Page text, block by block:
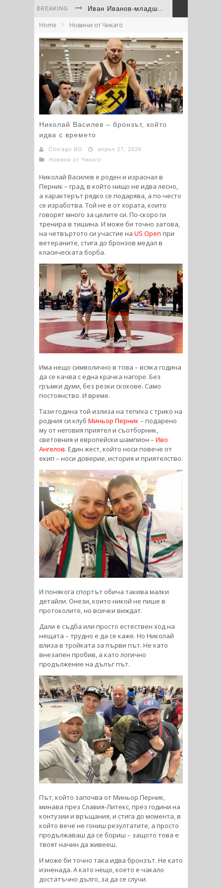
BREAKING
Иван Иванов-младши остана на крачка от световния медал при дебюта си
“Левски“ Чикаго с трета купа от Турнира на шампионите на Средния Запад
България отново остави своя отпечатък на фестивала на културите в Скоки
Иван Иванов - младши помете конкуренцията на Westerns Regionals в Юта
Непобедимата Дакота Дичева се завърна триумфално в PFL
Home Новини от Чикаго
Николай Василев – бронзът, който
идва с времето
Chicago BG
април 27, 2026
Новини от Чикаго
Николай Василев е роден и израснал в
Перник – град, в който нищо не идва лесно,
а характерът рядко се подарява, а по-често
се изработва. Той не е от хората, които
говорят много за целите си. По-скоро ги
тренира в тишина. И може би точно затова,
на четвъртото си участие на US Open при
ветераните, стига до бронзов медал в
класическата борба.
Има нещо символично в това – всяка година
да се качва с една крачка нагоре. Без
гръмки думи, без резки скокове. Само
постоянство. И време.
Тази година той излиза на тепиха с трико на
родния си клуб Миньор Перник – подарено
му от неговия приятел и съотборник,
световния и европейски шампион – Иво
Ангелов. Един жест, който носи повече от
екип – носи доверие, история и приятелство.
И понякога спортът обича такива малки
детайли. Онези, които никой не пише в
протоколите, но всички виждат.
Дали е съдба или просто естествен ход на
нещата – трудно е да се каже. Но Николай
влиза в тройката за първи път. Не като
внезапен пробив, а като логично
продължение на дълъг път.
Път, който започва от Миньор Перник,
минава през Славия-Литекс, през години на
контузии и връщания, и стига до момента, в
който вече не гониш резултатите, а просто
продължаваш да се бориш – защото това е
твоят начин да живееш.
И може би точно така идва бронзът. Не като
изненада. А като нещо, което е чакало
достатъчно дълго, за да се случи.